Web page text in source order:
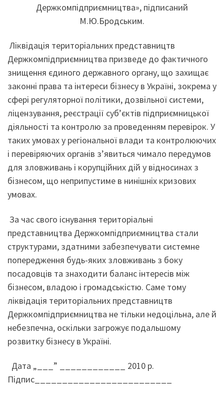
Держкомпідприємництва», підписаний
М.Ю.Бродським.
Ліквідація територіальних представництв
Держкомпідприємництва призведе до фактичного
знищення єдиного державного органу, що захищає
законні права та інтереси бізнесу в Україні, зокрема у
сфері регуляторної політики, дозвільної системи,
ліцензування, реєстрації суб’єктів підприємницької
діяльності та контролю за проведенням перевірок. У
таких умовах у регіональної влади та контролюючих
і перевіряючих органів з’явиться чимало передумов
для зловживань і корупційних дій у відносинах з
бізнесом, що неприпустиме в нинішніх кризових
умовах.
За час свого існування територіальні
представництва Держкомпідприємництва стали
структурами, здатними забезпечувати системне
попередження будь-яких зловживань з боку
посадовців та знаходити баланс інтересів між
бізнесом, владою і громадськістю. Саме тому
ліквідація територіальних представництв
Держкомпідприємництва не тільки недоцільна, але й
небезпечна, оскільки загрожує подальшому
розвитку бізнесу в Україні.
Дата „___” ____________ 2010 р.
Підпис_________________________